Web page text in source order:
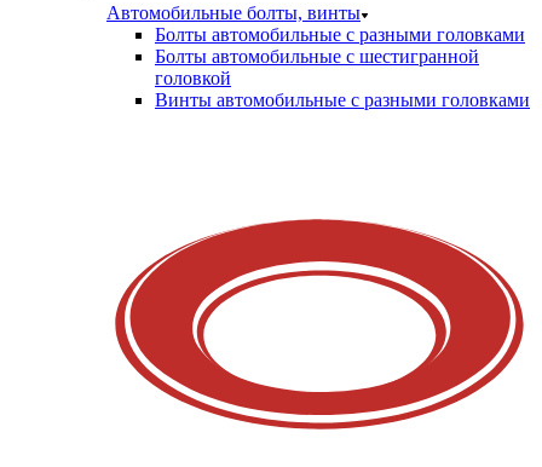
Автомобильные болты, винты
Болты автомобильные с разными головками
Болты автомобильные с шестигранной
головкой
Винты автомобильные с разными головками